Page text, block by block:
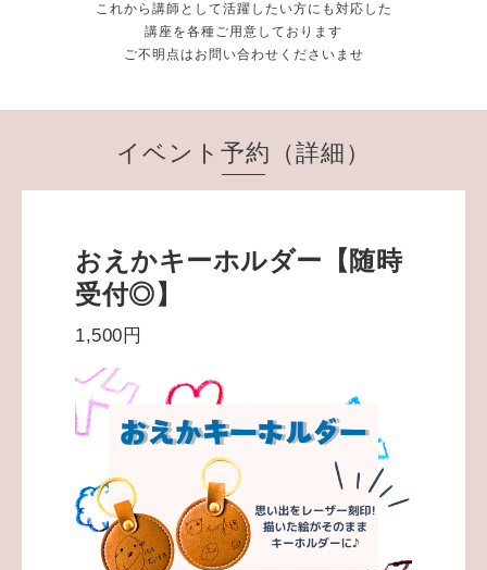
これから講師として活躍したい方にも対応した
講座を各種ご用意しております
ご不明点はお問い合わせくださいませ
イベント予約（詳細）
おえかキーホルダー【随時
受付◎】
1,500円